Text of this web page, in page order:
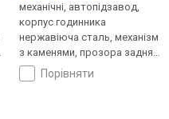
механічні, автопідзавод,
корпус годинника
нержавіюча сталь, механізм
з каменями, прозора задня
кришка, ремінець: браслет
сталь, WR 100, Швейцарія
порівняти